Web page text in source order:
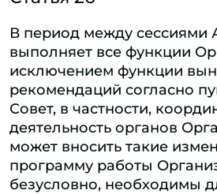
В период между сессиями
выполняет все функции
исключением функции
рекомендаций согласно
Совет, в частности,
деятельность органов
может вносить такие
программу работы
безусловно, необходимы